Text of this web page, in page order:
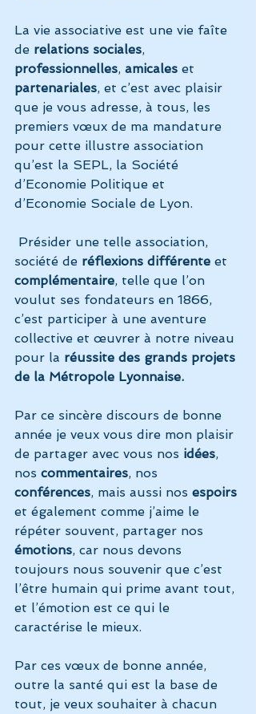
La vie associative est une vie faîte
de relations sociales,
professionnelles, amicales et
partenariales, et c’est avec plaisir
que je vous adresse, à tous, les
premiers vœux de ma mandature
pour cette illustre association
qu’est la SEPL, la Société
d’Economie Politique et
d’Economie Sociale de Lyon.
société de réflexions différente et
complémentaire, telle que l’on
voulut ses fondateurs en 1866,
c’est participer à une aventure
collective et œuvrer à notre niveau
pour la réussite des grands projets
de la Métropole Lyonnaise.
Par ce sincère discours de bonne
année je veux vous dire mon plaisir
de partager avec vous nos idées,
nos commentaires, nos
conférences, mais aussi nos espoirs
et également comme j’aime le
répéter souvent, partager nos
émotions, car nous devons
toujours nous souvenir que c’est
l’être humain qui prime avant tout,
et l’émotion est ce qui le
caractérise le mieux.
Par ces vœux de bonne année,
outre la santé qui est la base de
tout, je veux souhaiter à chacun